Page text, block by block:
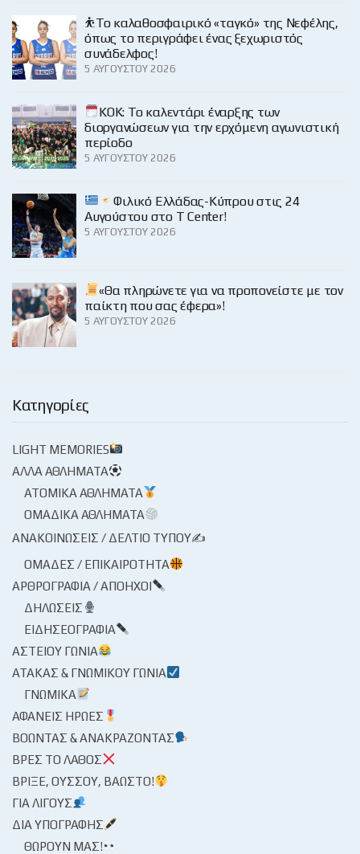
⛹️‍Το καλαθοσφαιρικό «ταγκό» της Νεφέλης,
όπως το περιγράφει ένας ξεχωριστός
συνάδελφος!
5 ΑΥΓΟΎΣΤΟΥ 2026
KOK: Το καλεντάρι έναρξης των
διοργανώσεων για την ερχόμενη αγωνιστική
περίοδο
5 ΑΥΓΟΎΣΤΟΥ 2026
Φιλικό Ελλάδας-Κύπρου στις 24
Αυγούστου στο Τ Center!
5 ΑΥΓΟΎΣΤΟΥ 2026
«Θα πληρώνετε για να προπονείστε με τον
παίκτη που σας έφερα»!
5 ΑΥΓΟΎΣΤΟΥ 2026
Κατηγορίες
LIGHT MEMORIES
ΆΛΛΑ ΑΘΛΉΜΑΤΑ
ΑΤΟΜΙΚΆ ΑΘΛΉΜΑΤΑ
ΟΜΑΔΙΚΆ ΑΘΛΉΜΑΤΑ
ΑΝΑΚΟΙΝΏΣΕΙΣ / ΔΕΛΤΊΟ ΤΎΠΟΥ✍
ΟΜΆΔΕΣ / ΕΠΙΚΑΙΡΌΤΗΤΑ
ΑΡΘΡΟΓΡΑΦΊΑ / ΑΠΌΗΧΟΙ
ΔΗΛΏΣΕΙΣ
ΕΙΔΗΣΕΟΓΡΑΦΊΑ
ΑΣΤΕΊΟΥ ΓΩΝΊΑ
ΑΤΆΚΑΣ & ΓΝΩΜΙΚΟΎ ΓΩΝΊΑ
ΓΝΩΜΙΚΆ
ΑΦΑΝΕΊΣ ΉΡΩΕΣ
ΒΟΏΝΤΑΣ & ΑΝΑΚΡΆΖΟΝΤΑΣ
ΒΡΕΣ ΤΟ ΛΆΘΟΣ
ΒΡΊΞΕ, ΟΎΣΣΟΥ, ΒΆΩΣΤΟ!
ΓΙΑ ΛΊΓΟΥΣ
ΔΙΑ ΥΠΟΓΡΑΦΉΣ
ΘΩΡΟΎΝ ΜΑΣ!